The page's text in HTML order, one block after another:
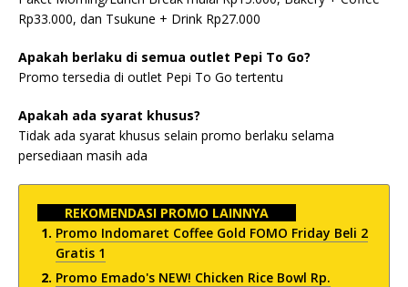
Rp33.000, dan Tsukune + Drink Rp27.000
Apakah berlaku di semua outlet Pepi To Go?
Promo tersedia di outlet Pepi To Go tertentu
Apakah ada syarat khusus?
Tidak ada syarat khusus selain promo berlaku selama
persediaan masih ada
REKOMENDASI PROMO LAINNYA
Promo Indomaret Coffee Gold FOMO Friday Beli 2
Gratis 1
Promo Emado's NEW! Chicken Rice Bowl Rp.